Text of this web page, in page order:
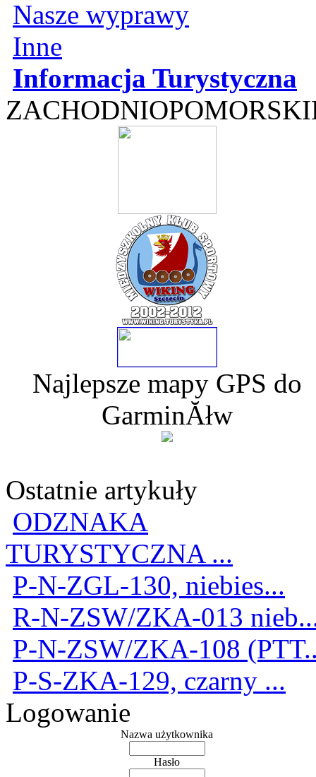
Nasze wyprawy
Inne
Informacja Turystyczna
Najlepsze mapy GPS do
GarminĂłw
Ostatnie artykuły
ODZNAKA
TURYSTYCZNA ...
P-N-ZGL-130, niebies...
R-N-ZSW/ZKA-013
P-N-ZSW/ZKA-108
P-S-ZKA-129, czarny ...
Logowanie
Nazwa użytkownika
Hasło